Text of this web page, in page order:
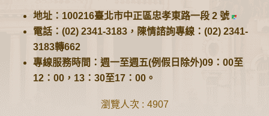
地址：100216臺北市中正區忠孝東路一段 2 號
電話：(02) 2341-3183，陳情諮詢專線：(02) 2341-
3183轉662
專線服務時間：週一至週五(例假日除外)09：00至
12：00，13：30至17：00。
瀏覽人次 4907